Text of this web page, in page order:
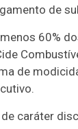
de
60%
de
caráter